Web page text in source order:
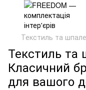
Текстиль та
Текстиль та
Класичний
для вашого